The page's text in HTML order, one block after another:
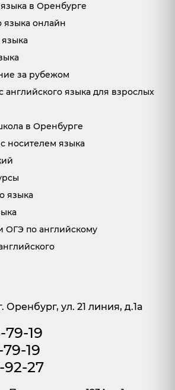
в Оренбурге
языка онлайн
за рубежом
языка для взрослых
в Оренбурге
носителем языка
языка
ОГЭ по английскому
Оренбург, ул. 21 линия, д.1а
79-19
19
92-27